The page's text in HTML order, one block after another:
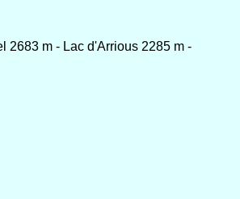
2683 m - Lac d'Arrious 2285 m -